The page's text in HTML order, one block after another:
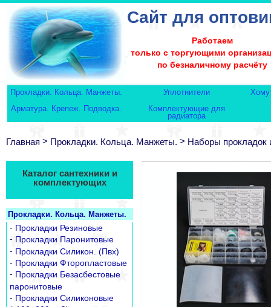
Сайт для
Работаем
только с торгующими
по безналичному расчёту
Прокладки. Кольца. Манжеты. Уплотнители
Арматура. Крепеж. Подводка.
Комплектующие для
радиатора
Главная > Прокладки. Кольца. Манжеты. > Наборы прокладок
Каталог сантехники и
комплектующих
Прокладки. Кольца. Манжеты.
- Прокладки Резиновые
- Прокладки Паронитовые
- Прокладки Силикон. (Пвх)
- Прокладки Фторопластовые
- Прокладки Безасбестовые
паронитовые
- Прокладки Силиконовые